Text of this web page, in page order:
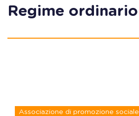
Regime ordinario
Associazione di promozione sociale